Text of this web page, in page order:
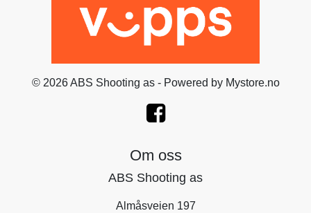
© 2026 ABS Shooting as - Powered by Mystore.no
Om oss
ABS Shooting as
Almåsveien 197